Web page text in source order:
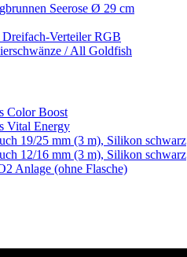
Seerose Ø 29 cm
Verteiler RGB
/ All Goldfish
Color Boost
Vital Energy
19/25 mm (3 m), Silikon schwarz
12/16 mm (3 m), Silikon schwarz
Anlage (ohne Flasche)